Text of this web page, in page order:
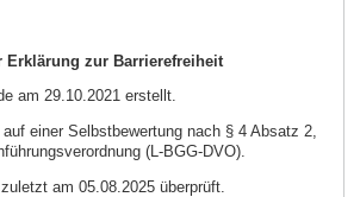
Erklärung zur Barrierefreiheit
am 29.10.2021 erstellt.
einer Selbstbewertung nach § 4 Absatz 2,
(L-BGG-DVO).
am 05.08.2025 überprüft.